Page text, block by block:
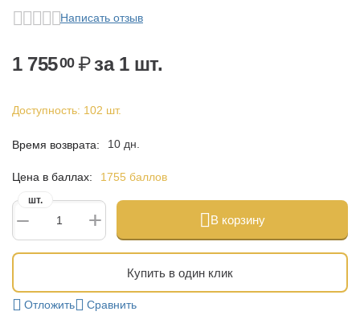
Написать отзыв
1 75500 ₽за 1 шт.
Доступность: 102 шт.
Время возврата: 10 дн.
Цена в баллах: 1755 баллов
+
−
шт.
В корзину
Купить в один клик
Отложить Сравнить